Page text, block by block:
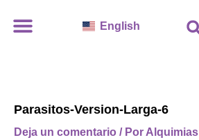
English
Parasitos-Version-Larga-6
Deja un comentario / Por Alquimias